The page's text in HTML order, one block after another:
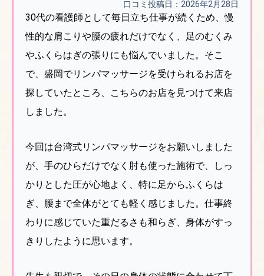
口コミ投稿日：2026年2月28日
30代の看護師として毎日立ち仕事が続くため、慢
性的な肩こりや腰の疲れだけでなく、足のむくみ
やふくらはぎの張りにも悩んでいました。そこ
で、盛岡でリンパマッサージを受けられるお店を
探していたところ、こちらのお店を見つけて来店
しました。
今回は台湾式リンパマッサージをお願いしました
が、手のひらだけでなく肘も使った施術で、しっ
かりとした圧が心地よく、特に足からふくらは
ぎ、腰まで全体がとても軽く感じました。仕事終
わりに感じていた重だるさも和らぎ、身体がすっ
きりしたように思います。